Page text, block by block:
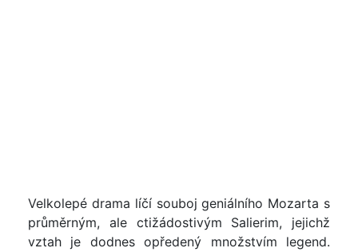
Velkolepé drama líčí souboj geniálního Mozarta s
průměrným, ale ctižádostivým Salierim, jejichž
vztah je dodnes opředený množstvím legend.